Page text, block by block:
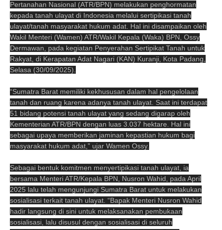
Pertanahan Nasional (ATR/BPN) melakukan penghormatan
kepada tanah ulayat di Indonesia melalui sertipikasi tanah
ulayat/tanah masyarakat hukum adat. Hal ini disampaikan oleh
Wakil Menteri (Wamen) ATR/Wakil Kepala (Waka) BPN, Ossy
Dermawan, pada kegiatan Penyerahan Sertipikat Tanah untuk
Rakyat, di Kerapatan Adat Nagari (KAN) Kuranji, Kota Padang,
Selasa (30/09/2025).
“Sumatra Barat memiliki kekhususan dalam hal pengelolaan
tanah dan ruang karena adanya tanah ulayat. Saat ini terdapat
51 bidang potensi tanah ulayat yang sedang digarap oleh
Kementerian ATR/BPN dengan luas 3.037 hektare. Hal ini
sebagai upaya memberikan jaminan kepastian hukum bagi
masyarakat hukum adat,” ujar Wamen Ossy.
Sebagai bentuk komitmen menyertipikasi tanah ulayat, ia
bersama Menteri ATR/Kepala BPN, Nusron Wahid, pada April
2025 lalu telah mengunjungi Sumatra Barat untuk melakukan
sosialisasi terkait tanah ulayat. “Bapak Menteri Nusron Wahid
hadir langsung di sini untuk melaksanakan pembukaan
sosialisasi, lalu disusul dengan sosialisasi di seluruh